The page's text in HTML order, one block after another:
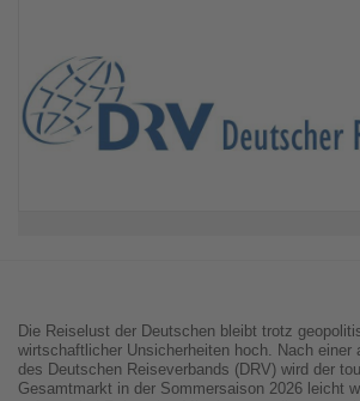
Die Reiselust der Deutschen bleibt trotz
wirtschaftlicher Unsicherheiten hoch. Nach einer
des Deutschen Reiseverbands (DRV) wird der
Gesamtmarkt in der Sommersaison 2026 leicht